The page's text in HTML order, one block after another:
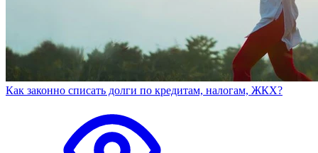
Как законно списать долги по кредитам, налогам, ЖКХ?